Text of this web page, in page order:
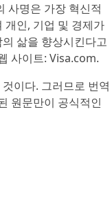
사명은 가장 혁신적
개인, 기업 및 경제가
삶을 향상시킨다고
사이트: Visa.com.
이다. 그러므로 번역
원문만이 공식적인